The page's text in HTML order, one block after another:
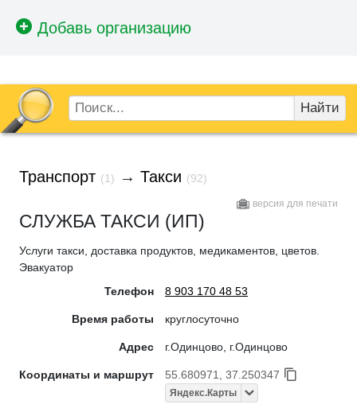
Найти
Транспорт (1) → Такси (92)
версия для печати
СЛУЖБА ТАКСИ (ИП)
Услуги такси, доставка продуктов, медикаментов, цветов.
Эвакуатор
Телефон
8 903 170 48 53
Время работы круглосуточно
Адрес г.Одинцово, г.Одинцово
Координаты и маршрут 55.680971, 37.250347
Яндекс.Карты